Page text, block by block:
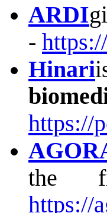
ARDI
‑
Hinari
https://
the
https://